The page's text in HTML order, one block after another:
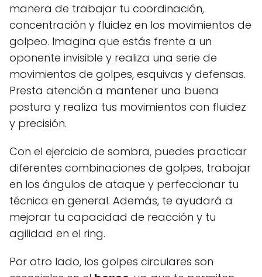
manera de trabajar tu coordinación,
concentración y fluidez en los movimientos de
golpeo. Imagina que estás frente a un
oponente invisible y realiza una serie de
movimientos de golpes, esquivas y defensas.
Presta atención a mantener una buena
postura y realiza tus movimientos con fluidez
y precisión.
Con el ejercicio de sombra, puedes practicar
diferentes combinaciones de golpes, trabajar
en los ángulos de ataque y perfeccionar tu
técnica en general. Además, te ayudará a
mejorar tu capacidad de reacción y tu
agilidad en el ring.
Por otro lado, los golpes circulares son